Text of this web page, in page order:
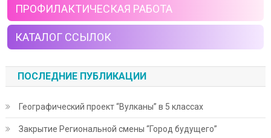
ПРОФИЛАКТИЧЕСКАЯ РАБОТА
КАТАЛОГ ССЫЛОК
ПОСЛЕДНИЕ ПУБЛИКАЦИИ
Географический проект “Вулканы” в 5 классах
Закрытие Региональной смены “Город будущего”